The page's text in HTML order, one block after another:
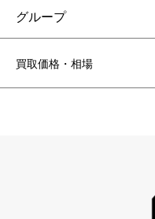
グループ
買取価格・相場